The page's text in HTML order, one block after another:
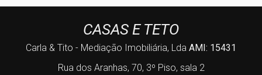
CASAS E TETO
Carla & Tito - Mediação Imobiliária, Lda AMI: 15431
Rua dos Aranhas, 70, 3º Piso, sala 2